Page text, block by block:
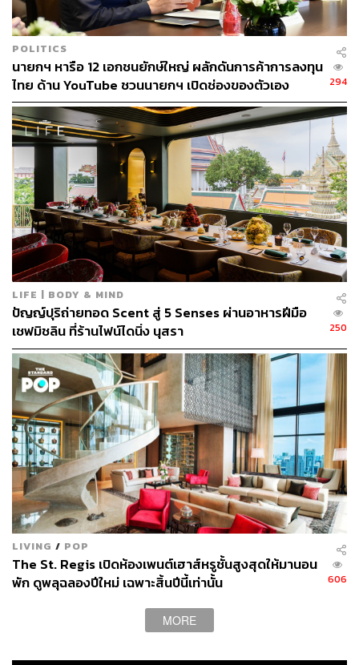
เนื้อลูกวัวสันนอกเสิร์ฟพร้อมเห็ดทรัฟเฟิลดำ
พบกับเมนูไฮไลต์ อาทิ ปลาสำลีน้ำลึกหมักกับส้มยูซุ ปรุงรส
ด้วยละอองของจินและโทนิค, หอยเชลล์ย่างกับซอสที่เข้มข้น
ปรุงจากหอยนางรมและมาร์ตินี เสิร์ฟพร้อมหอยตลับกับ
สมุนไพร, ราวิโอลีทำมือไส้ริคอตตาชีสและไข่แดง, เนื้อลูกวัว
สันนอกเสิร์ฟพร้อมเห็ดทรัฟเฟิลดำ และปิดท้ายมื้ออาหารด้วย
ครีมอัลมอนด์กับรูห์บาร์บ ฯลฯ
สัมผัสประสบการณ์อาหารสุดพิเศษจากมิชลินสตาร์เชฟมัส
สิมิเลียโน ทั้งมื้อกลางวันและมื้อค่ำ ได้ในวันที่ 6-11
พฤศจิกายน 2560 นี้ ณ ห้องอาหาร Jojo ตามรายละเอียดและ
ราคาดังนี้
3,800++ บาทต่อท่าน สำหรับ 5 คอร์สเมนูมื้อกลางวัน
6,300++ บาทต่อท่าน สำหรับ 5 คอร์สเมนูมื้อกลางวัน
เสิร์ฟควบคู่กับไวน์
5,800++ บาทต่อท่าน สำหรับ 7 คอร์สเมนูมื้อค่ำ
8,800++ บาทต่อท่าน สำหรับ 7 คอร์สเมนูมื้อค่ำ เสิร์ฟ
POLITICS
นายกฯ หารือ 12 เอกชนยักษ์ใหญ่ ผลักดันการค้าการลงทุน
ไทย ด้าน YouTube ชวนนายกฯ เปิดช่องของตัวเอง
294
LIFE | BODY & MIND
ปัญญ์ปุริถ่ายทอด Scent สู่ 5 Senses ผ่านอาหารฝีมือ
เชฟมิชลิน ที่ร้านไฟน์ไดนิ่ง นุสรา
250
LIVING / POP
The St. Regis เปิดห้องเพนต์เฮาส์หรูชั้นสูงสุดให้มานอน
พัก ดูพลุฉลองปีใหม่ เฉพาะสิ้นปีนี้เท่านั้น
606
MORE